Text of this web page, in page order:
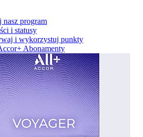
nasz program
i statusy
i wykorzystuj punkty
Abonamenty